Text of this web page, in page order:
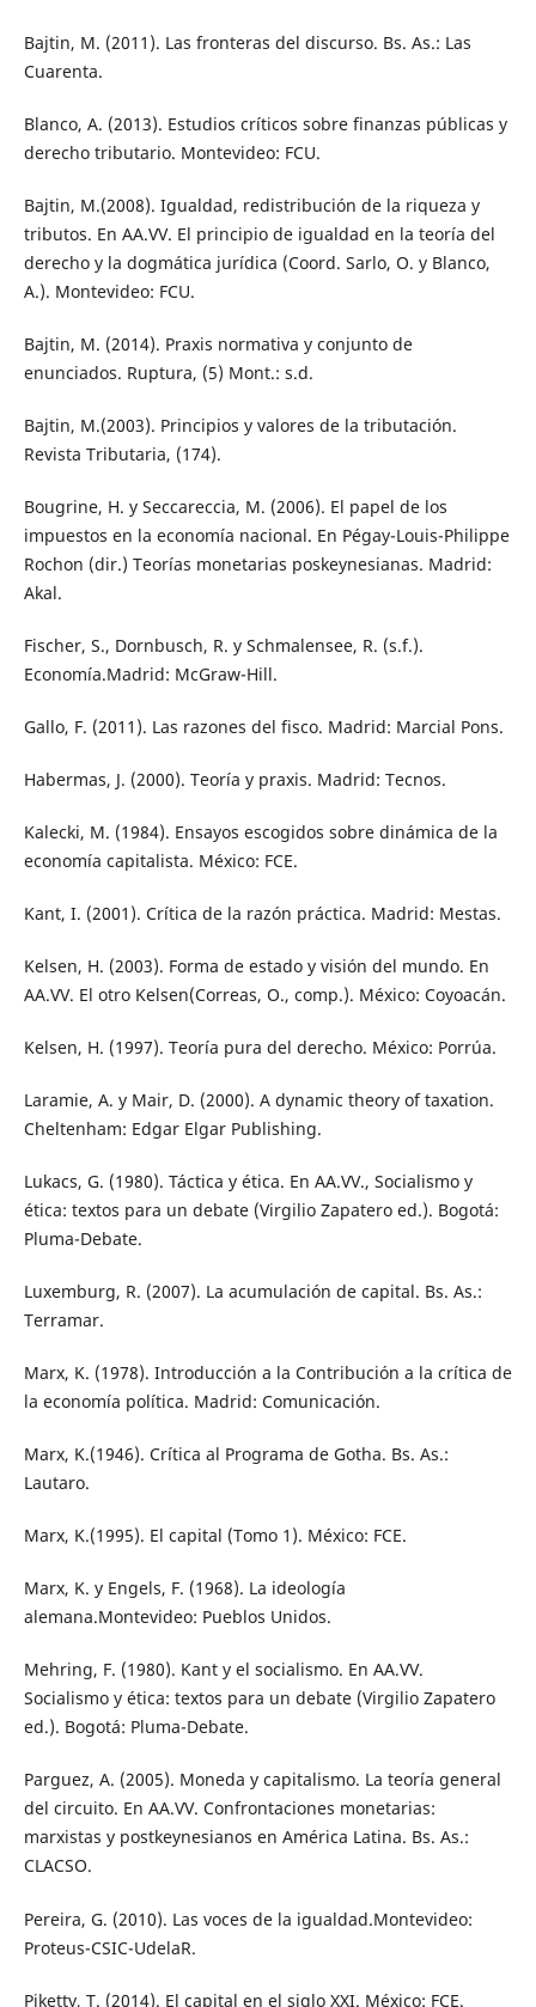
Bajtin, M. (2011). Las fronteras del discurso. Bs. As.: Las
Cuarenta.
Blanco, A. (2013). Estudios críticos sobre finanzas públicas y
derecho tributario. Montevideo: FCU.
Bajtin, M.(2008). Igualdad, redistribución de la riqueza y
tributos. En AA.VV. El principio de igualdad en la teoría del
derecho y la dogmática jurídica (Coord. Sarlo, O. y Blanco,
A.). Montevideo: FCU.
Bajtin, M. (2014). Praxis normativa y conjunto de
enunciados. Ruptura, (5) Mont.: s.d.
Bajtin, M.(2003). Principios y valores de la tributación.
Revista Tributaria, (174).
Bougrine, H. y Seccareccia, M. (2006). El papel de los
impuestos en la economía nacional. En Pégay-Louis-Philippe
Rochon (dir.) Teorías monetarias poskeynesianas. Madrid:
Akal.
Fischer, S., Dornbusch, R. y Schmalensee, R. (s.f.).
Economía.Madrid: McGraw-Hill.
Gallo, F. (2011). Las razones del fisco. Madrid: Marcial Pons.
Habermas, J. (2000). Teoría y praxis. Madrid: Tecnos.
Kalecki, M. (1984). Ensayos escogidos sobre dinámica de la
economía capitalista. México: FCE.
Kant, I. (2001). Crítica de la razón práctica. Madrid: Mestas.
Kelsen, H. (2003). Forma de estado y visión del mundo. En
AA.VV. El otro Kelsen(Correas, O., comp.). México: Coyoacán.
Kelsen, H. (1997). Teoría pura del derecho. México: Porrúa.
Laramie, A. y Mair, D. (2000). A dynamic theory of taxation.
Cheltenham: Edgar Elgar Publishing.
Lukacs, G. (1980). Táctica y ética. En AA.VV., Socialismo y
ética: textos para un debate (Virgilio Zapatero ed.). Bogotá:
Pluma-Debate.
Luxemburg, R. (2007). La acumulación de capital. Bs. As.:
Terramar.
Marx, K. (1978). Introducción a la Contribución a la crítica de
la economía política. Madrid: Comunicación.
Marx, K.(1946). Crítica al Programa de Gotha. Bs. As.:
Lautaro.
Marx, K.(1995). El capital (Tomo 1). México: FCE.
Marx, K. y Engels, F. (1968). La ideología
alemana.Montevideo: Pueblos Unidos.
Mehring, F. (1980). Kant y el socialismo. En AA.VV.
Socialismo y ética: textos para un debate (Virgilio Zapatero
ed.). Bogotá: Pluma-Debate.
Parguez, A. (2005). Moneda y capitalismo. La teoría general
del circuito. En AA.VV. Confrontaciones monetarias:
marxistas y postkeynesianos en América Latina. Bs. As.:
CLACSO.
Pereira, G. (2010). Las voces de la igualdad.Montevideo:
Proteus-CSIC-UdelaR.
Piketty, T. (2014). El capital en el siglo XXI. México: FCE.